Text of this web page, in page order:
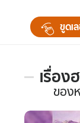
ขูดเ
เรื่อง
เรื่อง
ใน
รอบ
ของ